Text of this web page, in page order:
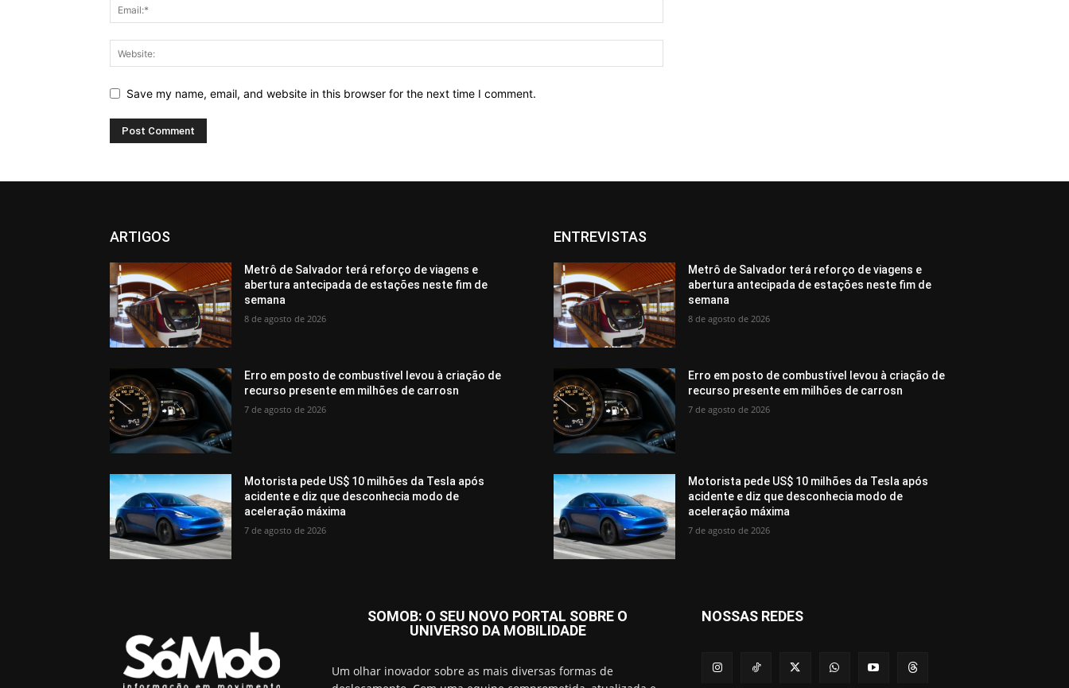
Save my name, email, and website in this browser for the next time I comment.
ARTIGOS
Metrô de Salvador terá reforço de viagens e
abertura antecipada de estações neste fim de
semana
8 de agosto de 2026
Erro em posto de combustível levou à criação de
recurso presente em milhões de carrosn
7 de agosto de 2026
Motorista pede US$ 10 milhões da Tesla após
acidente e diz que desconhecia modo de
aceleração máxima
7 de agosto de 2026
ENTREVISTAS
Metrô de Salvador terá reforço de viagens e
abertura antecipada de estações neste fim de
semana
8 de agosto de 2026
Erro em posto de combustível levou à criação de
recurso presente em milhões de carrosn
7 de agosto de 2026
Motorista pede US$ 10 milhões da Tesla após
acidente e diz que desconhecia modo de
aceleração máxima
7 de agosto de 2026
SOMOB: O SEU NOVO PORTAL SOBRE O
UNIVERSO DA MOBILIDADE
Um olhar inovador sobre as mais diversas formas de
NOSSAS REDES